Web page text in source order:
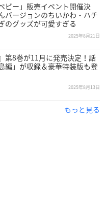
ビー」販売イベント開催決
バージョンのちいかわ・ハチ
のグッズが可愛すぎる
2025年8月21日
第8巻が11月に発売決定！話
編」が収録＆豪華特装版も登
2025年8月13日
もっと見る